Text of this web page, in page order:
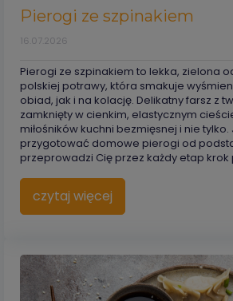
Pierogi ze szpinakiem
16.07.2026
Pierogi ze szpinakiem to lekka, zielona
polskiej potrawy, która smakuje
obiad, jak i na kolację. Delikatny farsz z
zamknięty w cienkim, elastycznym
miłośników kuchni bezmięsnej i nie
przygotować domowe pierogi od
przeprowadzi Cię przez każdy etap krok
czytaj więcej